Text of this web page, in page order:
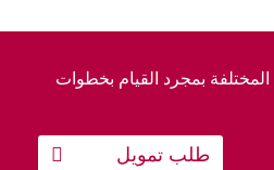
بمجرد القيام بخطوات
طلب تمويل